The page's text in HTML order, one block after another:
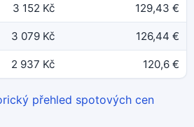
3 152 Kč 129,43 €
3 079 Kč 126,44 €
2 937 Kč 120,6 €
přehled spotových cen